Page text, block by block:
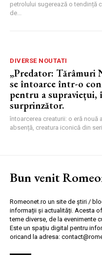
petrolului sugerează o tendință
de...
DIVERSE NOUTATI
„Predator: Tărâmuri
se întoarce într-o
pentru a supraviețui,
surprinzător.
întoarcerea creaturii: o eră nouă
absență, creatura iconică din
Bun venit
Romeonet.ro un site de știri /
informații și actualități. Acesta
teme diverse, de la evenimente
Este un spațiu digital pentru
oricand la adresa: